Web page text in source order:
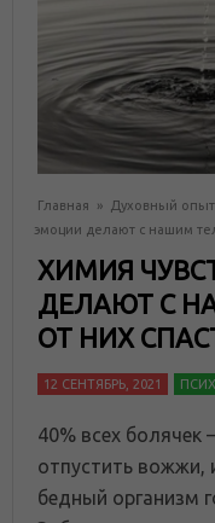
Главная » Духовный опыт
эмоции делают с нашим
ХИМИЯ
ДЕЛАЮТ С
ОТ НИХ
12 СЕНТЯБРЬ, 2021
40% всех болячек
отпустить вожжи,
бедный организм